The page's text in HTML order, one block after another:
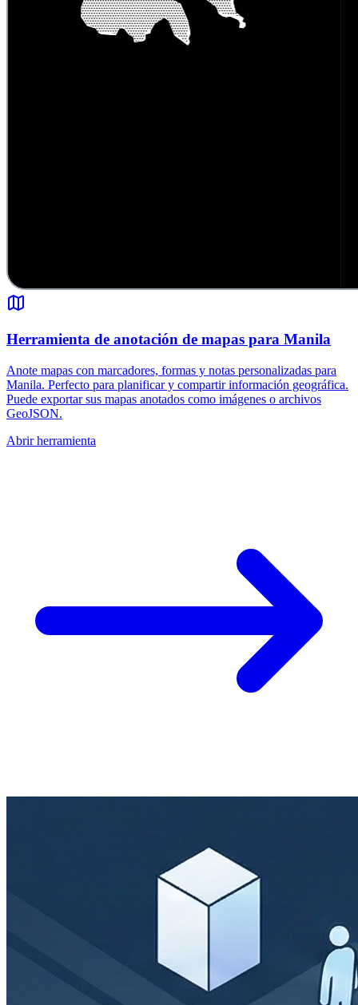
Herramienta de anotación de mapas para Manila
Anote mapas con marcadores, formas y notas personalizadas para
Manila. Perfecto para planificar y compartir información geográfica.
Puede exportar sus mapas anotados como imágenes o archivos
GeoJSON.
Abrir herramienta